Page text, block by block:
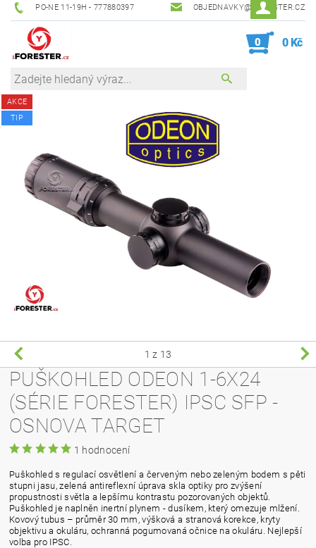
PO-NE 11-19H - 777880397 OBJEDNAVKY@IFORESTER.CZ
0 0 Kč
AKCE
TIP
1 z 13
PUŠKOHLED ODEON 1-6X24
(SÉRIE FORESTER) IPSC SFP -
OSNOVA TARGET
1 hodnocení
Puškohled s regulací osvětlení a červeným nebo zeleným bodem s pěti
stupni jasu, zelená antireflexní úprava skla optiky pro zvýšení
propustnosti světla a lepšímu kontrastu pozorovaných objektů.
Puškohled je naplněn inertní plynem - dusíkem, který omezuje mlžení.
Kovový tubus – průměr 30 mm, výšková a stranová korekce, kryty
objektivu a okuláru, ochranná pogumovaná očnice na okuláru. Nejlepší
volba pro IPSC.